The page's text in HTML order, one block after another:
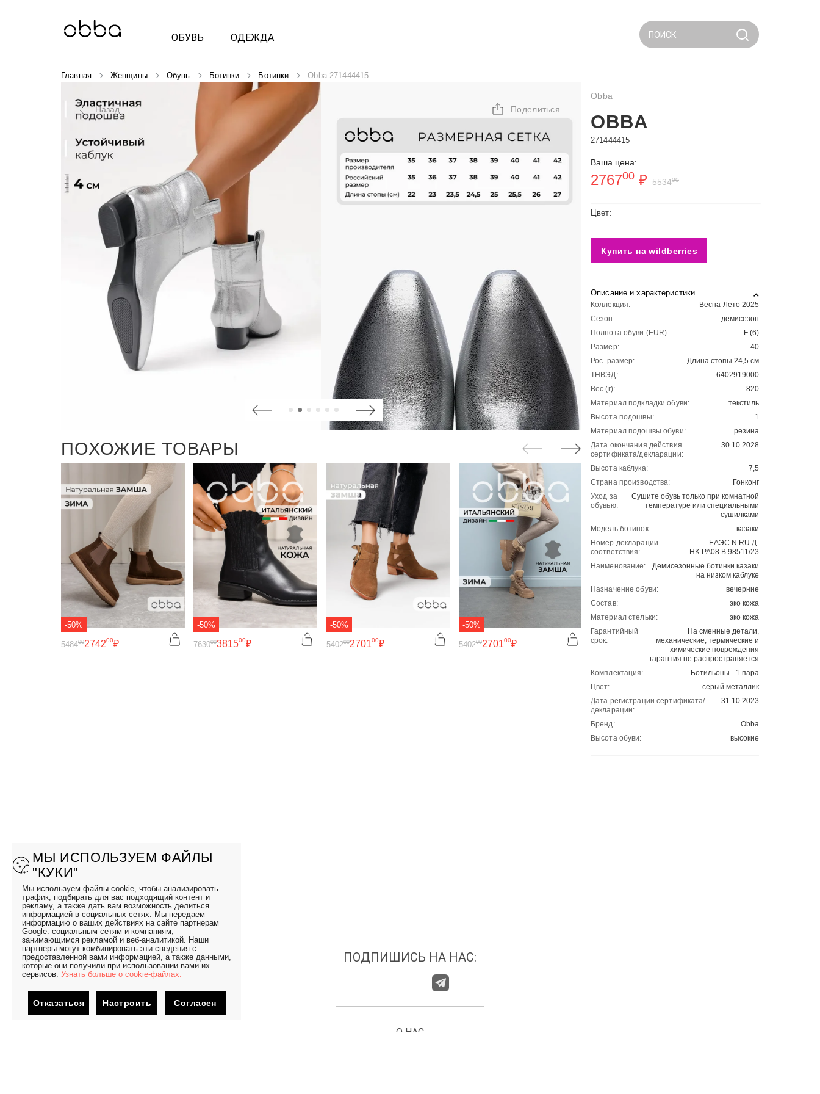
ОБУВЬ ОДЕЖДА ПОИСК
Главная Женщины Обувь Ботинки Ботинки Obba 271444415
Назад Поделиться
ПОХОЖИЕ ТОВАРЫ
-50%
274200₽
548400
-50%
381500₽
763000
-50%
270100₽
540200
-50%
270100₽
540200 7610 3175
635000
Obba
OBBA
271444415
Ваша цена:
276700 ₽ 553400
Цвет:
Купить на wildberries
Описание и характеристики
Коллекция:
Весна-Лето 2025
Сезон:
демисезон
Полнота обуви (EUR):
F (6)
Размер:
40
Рос. размер:
Длина стопы 24,5 см
ТНВЭД:
6402919000
Вес (г):
820
Материал подкладки обуви:
текстиль
Высота подошвы:
1
Материал подошвы обуви:
резина
Дата окончания действия
сертификата/декларации:
30.10.2028
Высота каблука:
7,5
Страна производства:
Гонконг
Уход за
обувью:
Сушите обувь только при комнатной
температуре или специальными
сушилками
Модель ботинок:
казаки
Номер декларации
соответствия:
ЕАЭС N RU Д-
HK.РА08.В.98511/23
Наименование:
Демисезонные ботинки казаки
на низком каблуке
Назначение обуви:
вечерние
Состав:
эко кожа
Материал стельки:
эко кожа
Гарантийный
срок:
На сменные детали,
механические, термические и
химические повреждения
гарантия не распространяется
Комплектация:
Ботильоны - 1 пара
Цвет:
серый металлик
Дата регистрации сертификата/
декларации:
31.10.2023
Бренд:
Obba
Высота обуви:
высокие
ПОДПИШИСЬ НА НАС:
О НАС
МЫ ИСПОЛЬЗУЕМ ФАЙЛЫ
"КУКИ"
Мы используем файлы cookie, чтобы анализировать
трафик, подбирать для вас подходящий контент и
рекламу, а также дать вам возможность делиться
информацией в социальных сетях. Мы передаем
информацию о ваших действиях на сайте партнерам
Google: социальным сетям и компаниям,
занимающимся рекламой и веб-аналитикой. Наши
партнеры могут комбинировать эти сведения с
предоставленной вами информацией, а также данными,
которые они получили при использовании вами их
сервисов. Узнать больше о cookie-файлах.
Отказаться Настроить Согласен